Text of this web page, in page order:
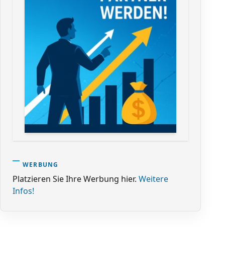
WERBUNG
Platzieren Sie Ihre Werbung hier. Weitere
Infos!